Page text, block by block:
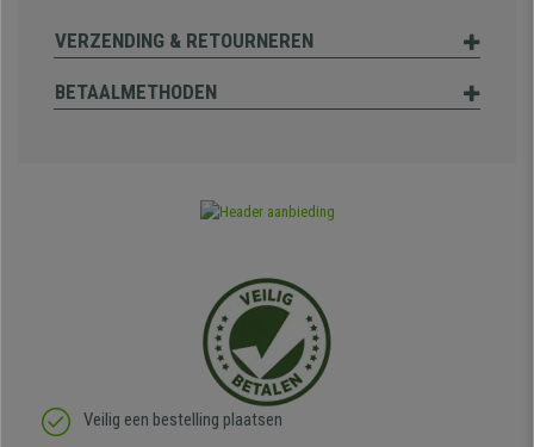
VERZENDING & RETOURNEREN
BETAALMETHODEN
Veilig een bestelling plaatsen